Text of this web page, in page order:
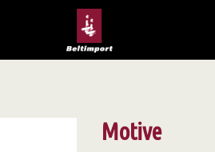
Motive